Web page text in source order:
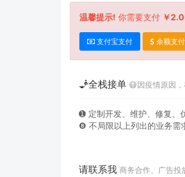
温馨提示! 你需要支付 ￥
支付宝支付 余额支付
🧞‍️全栈接单 😷因疫情原因，
➊️ 定制开发、维护、修复、
❽ 不局限以上列出的业务需
请联系我 商务合作、广告投